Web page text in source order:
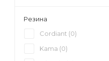
Резина
Cordiant (0)
Kama (0)